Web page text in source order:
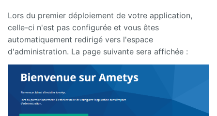
Lors du premier déploiement de votre application,
celle-ci n'est pas configurée et vous êtes
automatiquement redirigé vers l'espace
d'administration. La page suivante sera affichée :